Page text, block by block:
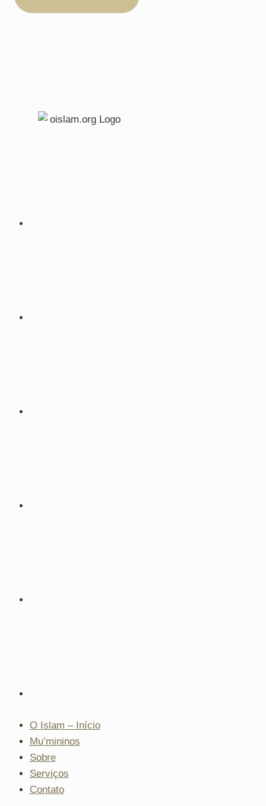
O Islam – Início
Mu’mininos
Sobre
Serviços
Contato